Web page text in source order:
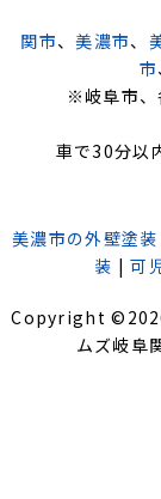
関市、美濃市、
市
※岐阜市、
車で30分以
美濃市の外壁塗装
装 |可
Copyright ©
ムズ岐阜